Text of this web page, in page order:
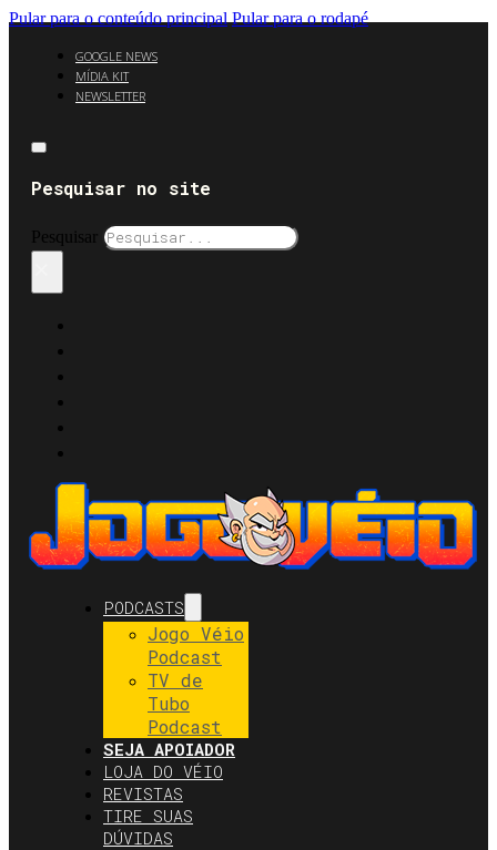
Pular para o conteúdo principal Pular para o rodapé
GOOGLE NEWS
MÍDIA KIT
NEWSLETTER
Pesquisar no site
Pesquisar
PODCASTS
Jogo Véio
Podcast
TV de
Tubo
Podcast
SEJA APOIADOR
LOJA DO VÉIO
REVISTAS
TIRE SUAS
DÚVIDAS